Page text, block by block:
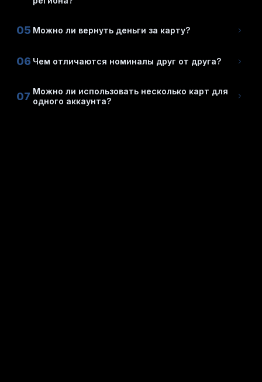
05 Можно ли вернуть деньги за карту?
06 Чем отличаются номиналы друг от друга?
07 Можно ли использовать несколько карт для
одного аккаунта?